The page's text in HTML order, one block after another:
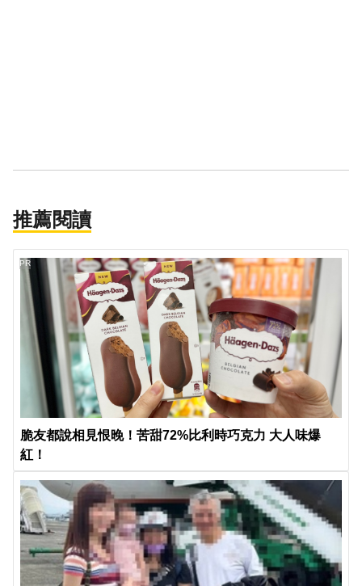
推薦閱讀
脆友都說相見恨晚！苦甜72%比利時巧克力 大人味爆
紅！
PR